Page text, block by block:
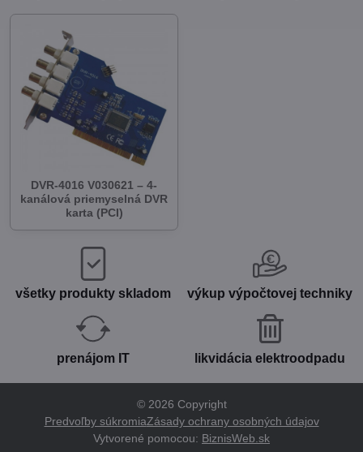
DVR-4016 V030621 – 4-
kanálová priemyselná DVR
karta (PCI)
všetky produkty skladom výkup výpočtovej techniky
prenájom IT likvidácia elektroodpadu
© 2026 Copyright
Predvoľby súkromiaZásady ochrany osobných údajov
Vytvorené pomocou: BiznisWeb.sk